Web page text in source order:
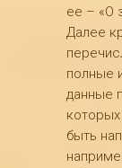
ее – «О
Далее
полные
данные
быть